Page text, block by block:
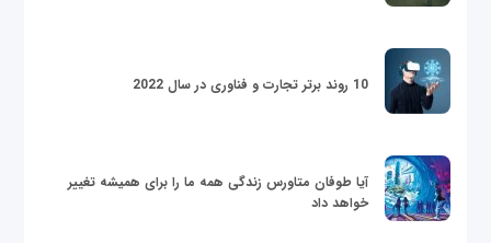
10 روند برتر تجارت و فناوری در سال 2022
آیا طوفان متاورس زندگی همه ما را برای همیشه تغییر
خواهد داد